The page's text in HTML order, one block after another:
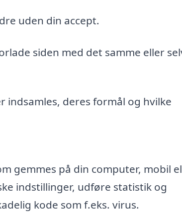
uden din accept.
siden med det samme eller
deres formål og hvilke
gemmes på din computer, mobil
indstillinger, udføre statistik og
kode som f.eks. virus.